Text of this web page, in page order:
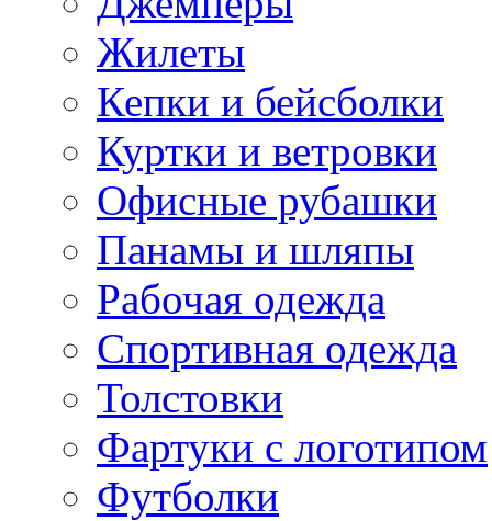
Жилеты
Кепки и бейсболки
Куртки и ветровки
Офисные рубашки
Панамы и шляпы
Рабочая одежда
Спортивная одежда
Толстовки
Фартуки с логотипом
Футболки